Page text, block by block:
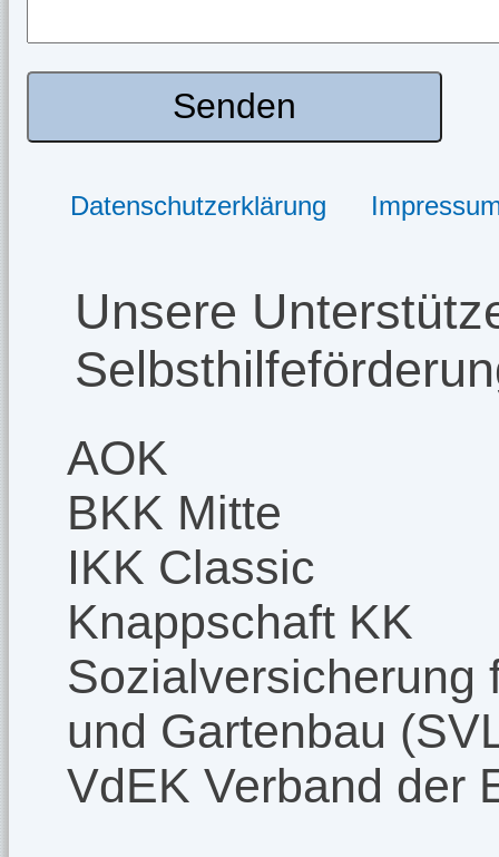
Datenschutzerklärung
Unsere
AOK
BKK Mitte
IKK Classic
Knappschaft KK
Sozialversicherung
und Gartenbau
VdEK Verband der